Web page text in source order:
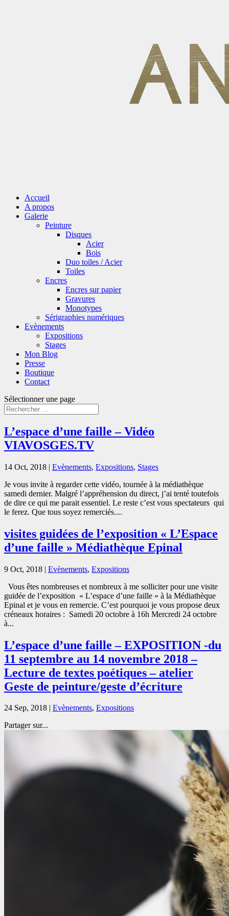
Accueil
A propos
Galerie
Peinture
Disques
Acier
Bois
Duo toiles / Acier
Toiles
Encres
Encres sur papier
Gravures
Monotypes
Sérigraphies numériques
Evènements
Expositions
Stages
Mon Blog
Presse
Boutique
Contact
Sélectionner une page
L’espace d’une faille – Vidéo
VIAVOSGES.TV
14 Oct, 2018 | Evènements, Expositions, Stages
Je vous invite à regarder cette vidéo, tournée à la médiathèque
samedi dernier. Malgré l’appréhension du direct, j’ai tenté toutefois
de dire ce qui me parait essentiel. Le reste c’est vous spectateurs qui
le ferez. Que tous soyez remerciés....
visites guidées de l’exposition « L’Espace
d’une faille » Médiathèque Epinal
9 Oct, 2018 | Evènements, Expositions
Vous êtes nombreuses et nombreux à me solliciter pour une visite
guidée de l’exposition « L’espace d’une faille » à la Médiathèque
Epinal et je vous en remercie. C’est pourquoi je vous propose deux
créneaux horaires : Samedi 20 octobre à 16h Mercredi 24 octobre
à...
L’espace d’une faille – EXPOSITION -du
11 septembre au 14 novembre 2018 –
Lecture de textes poétiques – atelier
Geste de peinture/geste d’écriture
24 Sep, 2018 | Evènements, Expositions
Partager sur...